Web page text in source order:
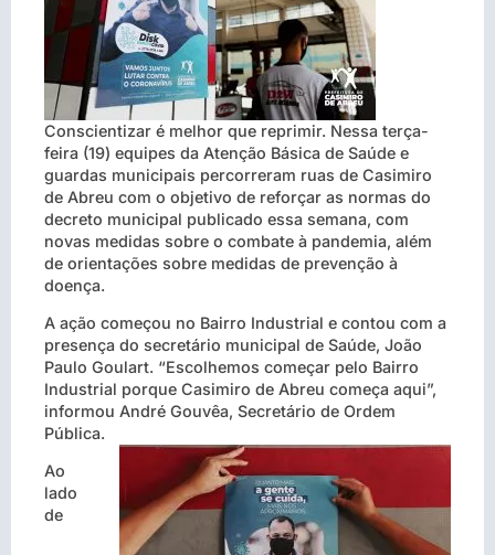
Conscientizar é melhor que reprimir. Nessa terça-
feira (19) equipes da Atenção Básica de Saúde e
guardas municipais percorreram ruas de Casimiro
de Abreu com o objetivo de reforçar as normas do
decreto municipal publicado essa semana, com
novas medidas sobre o combate à pandemia, além
de orientações sobre medidas de prevenção à
doença.
A ação começou no Bairro Industrial e contou com a
presença do secretário municipal de Saúde, João
Paulo Goulart. “Escolhemos começar pelo Bairro
Industrial porque Casimiro de Abreu começa aqui”,
informou André Gouvêa, Secretário de Ordem
Pública.
Ao
lado
de